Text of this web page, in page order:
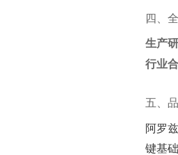
四、
生产
行业
五、
阿罗
键基